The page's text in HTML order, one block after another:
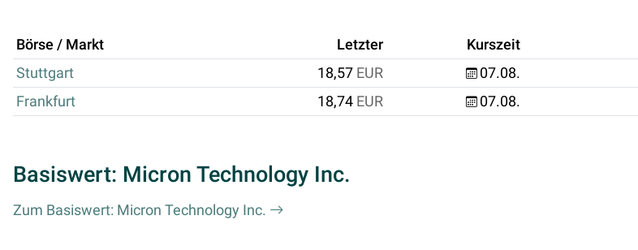
Börse / Markt Letzter Kurszeit
Stuttgart
18,57 EUR
07.08.
Frankfurt
18,74 EUR 07.08.
Basiswert: Micron Technology Inc.
Zum Basiswert: Micron Technology Inc.